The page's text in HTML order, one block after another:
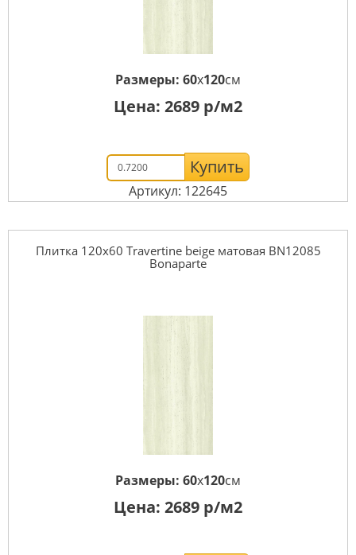
Размеры: 60x120см
Цена: 2689 р/м2
Купить
Артикул: 122645
Плитка 120x60 Travertine beige матовая BN12085
Bonaparte
Размеры: 60x120см
Цена: 2689 р/м2